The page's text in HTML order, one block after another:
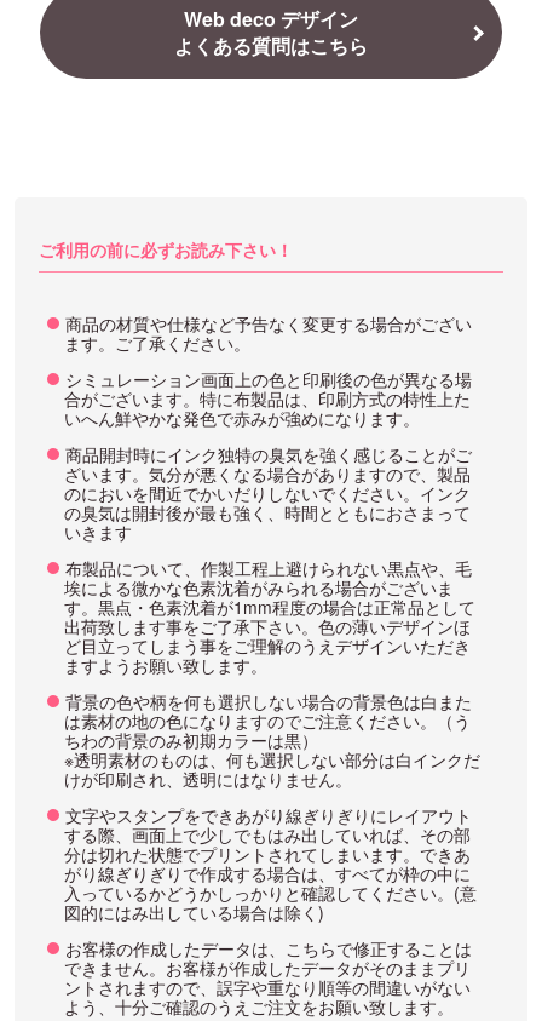
Web deco デザイン
よくある質問はこちら
ご利用の前に必ずお読み下さい！
商品の材質や仕様など予告なく変更する場合がござい
ます。ご了承ください。
シミュレーション画面上の色と印刷後の色が異なる場
合がございます。特に布製品は、印刷方式の特性上た
いへん鮮やかな発色で赤みが強めになります。
商品開封時にインク独特の臭気を強く感じることがご
ざいます。気分が悪くなる場合がありますので、製品
のにおいを間近でかいだりしないでください。インク
の臭気は開封後が最も強く、時間とともにおさまって
いきます
布製品について、作製工程上避けられない黒点や、毛
埃による微かな色素沈着がみられる場合がございま
す。黒点・色素沈着が1mm程度の場合は正常品として
出荷致します事をご了承下さい。色の薄いデザインほ
ど目立ってしまう事をご理解のうえデザインいただき
ますようお願い致します。
背景の色や柄を何も選択しない場合の背景色は白また
は素材の地の色になりますのでご注意ください。（う
ちわの背景のみ初期カラーは黒）
※透明素材のものは、何も選択しない部分は白インクだ
けが印刷され、透明にはなりません。
文字やスタンプをできあがり線ぎりぎりにレイアウト
する際、画面上で少しでもはみ出していれば、その部
分は切れた状態でプリントされてしまいます。できあ
がり線ぎりぎりで作成する場合は、すべてが枠の中に
入っているかどうかしっかりと確認してください。(意
図的にはみ出している場合は除く)
お客様の作成したデータは、こちらで修正することは
できません。お客様が作成したデータがそのままプリ
ントされますので、誤字や重なり順等の間違いがない
よう、十分ご確認のうえご注文をお願い致します。